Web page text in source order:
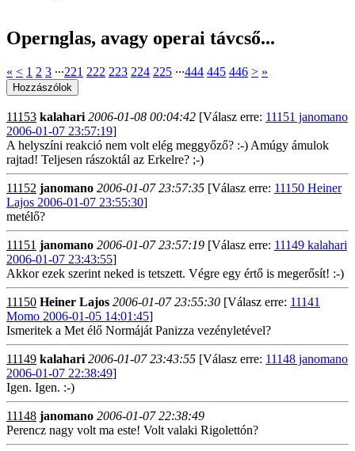
Opernglas, avagy operai távcső...
« < 1 2 3 ∙∙∙221 222 223 224 225 ∙∙∙444 445 446 > »
11153 kalahari 2006-01-08 00:04:42 [Válasz erre: 11151 janomano
2006-01-07 23:57:19]
A helyszíni reakció nem volt elég meggyőző? :-) Amúgy ámulok
rajtad! Teljesen rászoktál az Erkelre? ;-)
11152 janomano 2006-01-07 23:57:35 [Válasz erre: 11150 Heiner
Lajos 2006-01-07 23:55:30]
metélő?
11151 janomano 2006-01-07 23:57:19 [Válasz erre: 11149 kalahari
2006-01-07 23:43:55]
Akkor ezek szerint neked is tetszett. Végre egy értő is megerősít! :-)
11150 Heiner Lajos 2006-01-07 23:55:30 [Válasz erre: 11141
Momo 2006-01-05 14:01:45]
Ismeritek a Met élő Normáját Panizza vezényletével?
11149 kalahari 2006-01-07 23:43:55 [Válasz erre: 11148 janomano
2006-01-07 22:38:49]
Igen. Igen. :-)
11148 janomano 2006-01-07 22:38:49
Perencz nagy volt ma este! Volt valaki Rigolettón?